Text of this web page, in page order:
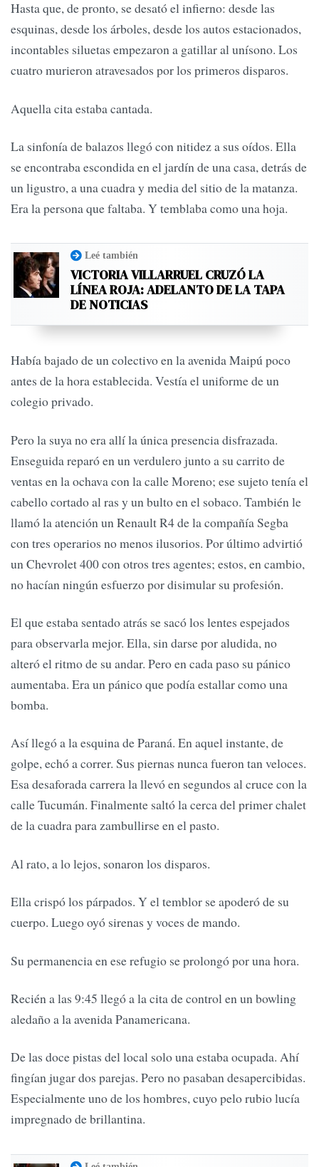
Hasta que, de pronto, se desató el infierno: desde las
esquinas, desde los árboles, desde los autos estacionados,
incontables siluetas empezaron a gatillar al unísono. Los
cuatro murieron atravesados por los primeros disparos.
Aquella cita estaba cantada.
La sinfonía de balazos llegó con nitidez a sus oídos. Ella
se encontraba escondida en el jardín de una casa, detrás de
un ligustro, a una cuadra y media del sitio de la matanza.
Era la persona que faltaba. Y temblaba como una hoja.
Leé también
VICTORIA VILLARRUEL CRUZÓ LA
LÍNEA ROJA: ADELANTO DE LA TAPA
DE NOTICIAS
Había bajado de un colectivo en la avenida Maipú poco
antes de la hora establecida. Vestía el uniforme de un
colegio privado.
Pero la suya no era allí la única presencia disfrazada.
Enseguida reparó en un verdulero junto a su carrito de
ventas en la ochava con la calle Moreno; ese sujeto tenía el
cabello cortado al ras y un bulto en el sobaco. También le
llamó la atención un Renault R4 de la compañía Segba
con tres operarios no menos ilusorios. Por último advirtió
un Chevrolet 400 con otros tres agentes; estos, en cambio,
no hacían ningún esfuerzo por disimular su profesión.
El que estaba sentado atrás se sacó los lentes espejados
para observarla mejor. Ella, sin darse por aludida, no
alteró el ritmo de su andar. Pero en cada paso su pánico
aumentaba. Era un pánico que podía estallar como una
bomba.
Así llegó a la esquina de Paraná. En aquel instante, de
golpe, echó a correr. Sus piernas nunca fueron tan veloces.
Esa desaforada carrera la llevó en segundos al cruce con la
calle Tucumán. Finalmente saltó la cerca del primer chalet
de la cuadra para zambullirse en el pasto.
Al rato, a lo lejos, sonaron los disparos.
Ella crispó los párpados. Y el temblor se apoderó de su
cuerpo. Luego oyó sirenas y voces de mando.
Su permanencia en ese refugio se prolongó por una hora.
Recién a las 9:45 llegó a la cita de control en un bowling
aledaño a la avenida Panamericana.
De las doce pistas del local solo una estaba ocupada. Ahí
fingían jugar dos parejas. Pero no pasaban desapercibidas.
Especialmente uno de los hombres, cuyo pelo rubio lucía
impregnado de brillantina.